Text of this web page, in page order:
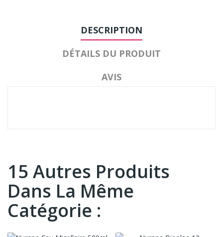
DESCRIPTION
DÉTAILS DU PRODUIT
AVIS
15 Autres Produits
Dans La Même
Catégorie :